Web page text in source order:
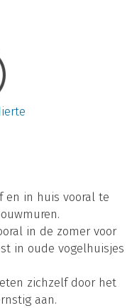
en in huis vooral te
in de zomer voor
in oude vogelhuisjes
zichzelf door het
aan.